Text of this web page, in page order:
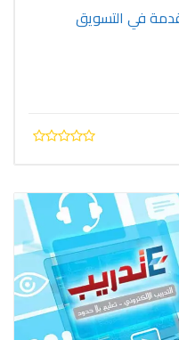
في التسويق